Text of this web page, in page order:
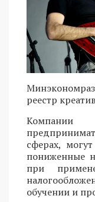
реестр
сферах,
пониженные
при
обучении и